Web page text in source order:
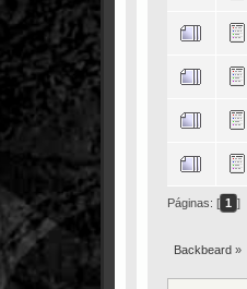
Páginas: [ 1 ]
Backbeard »